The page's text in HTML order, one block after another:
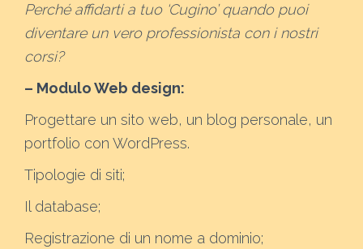
Perché affidarti a tuo ‘Cugino’ quando puoi
diventare un vero professionista con i nostri
corsi?
– Modulo Web design:
Progettare un sito web, un blog personale, un
portfolio con WordPress.
Tipologie di siti;
Il database;
Registrazione di un nome a dominio;